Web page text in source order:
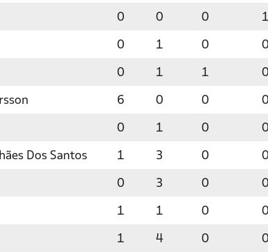
0 0 0 1
0 1 0 0
0 1 1 0
6 0 0 0
0 1 0 0
Dos Santos 1 3 0 0
0 3 0 0
1 1 0 0
1 4 0 0